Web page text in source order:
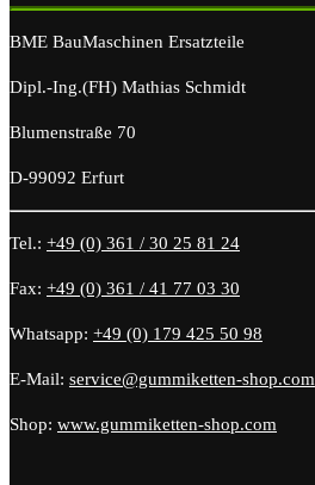
BME BauMaschinen Ersatzteile
Dipl.-Ing.(FH) Mathias Schmidt
Blumenstraße 70
D-99092 Erfurt
Tel.: +49 (0) 361 / 30 25 81 24
Fax: +49 (0) 361 / 41 77 03 30
Whatsapp: +49 (0) 179 425 50 98
E-Mail: service@gummiketten-shop.com
Shop: www.gummiketten-shop.com